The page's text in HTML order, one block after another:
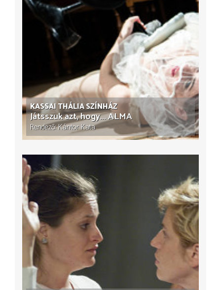
KASSAI THÁLIA SZÍNHÁZ
Játsszuk azt, hogy... ALMA
Rendező Kántor Kata